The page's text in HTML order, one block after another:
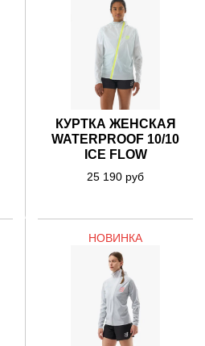
КУРТКА ЖЕНСКАЯ
WATERPROOF 10/10
ICE FLOW
25 190 руб
НОВИНКА